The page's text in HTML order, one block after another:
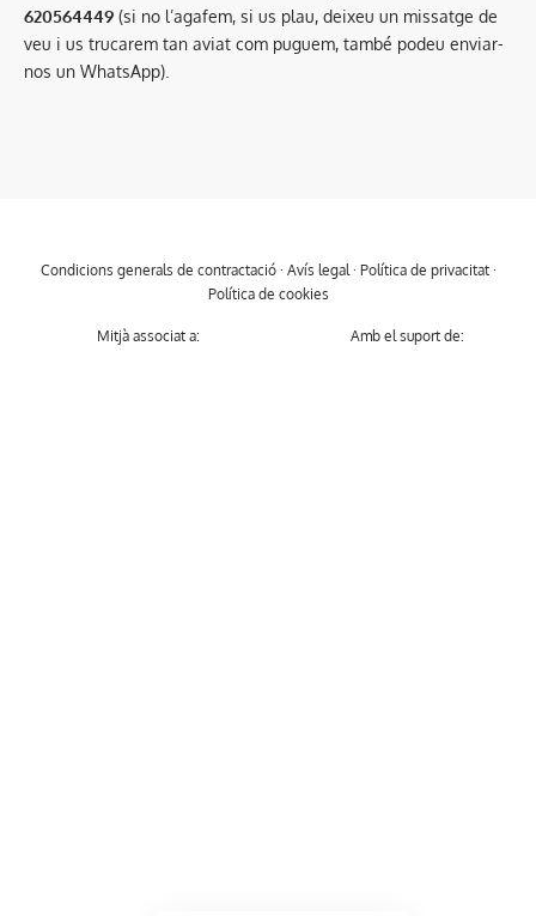
620564449 (si no l’agafem, si us plau, deixeu un missatge de
veu i us trucarem tan aviat com puguem, també podeu enviar-
nos un WhatsApp).
Condicions generals de contractació· Avís legal · Política de privacitat·
Política de cookies
Mitjà associat a: Amb el suport de: